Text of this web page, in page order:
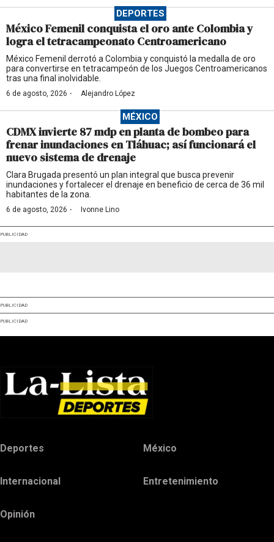
DEPORTES
México Femenil conquista el oro ante Colombia y
logra el tetracampeonato Centroamericano
México Femenil derrotó a Colombia y conquistó la medalla de oro
para convertirse en tetracampeón de los Juegos Centroamericanos
tras una final inolvidable.
6 de agosto, 2026 · Alejandro López
MÉXICO
CDMX invierte 87 mdp en planta de bombeo para
frenar inundaciones en Tláhuac; así funcionará el
nuevo sistema de drenaje
Clara Brugada presentó un plan integral que busca prevenir
inundaciones y fortalecer el drenaje en beneficio de cerca de 36 mil
habitantes de la zona.
6 de agosto, 2026 · Ivonne Lino
PUBLICIDAD
PUBLICIDAD
PUBLICIDAD
Deportes México
Internacional Entretenimiento
Opinión